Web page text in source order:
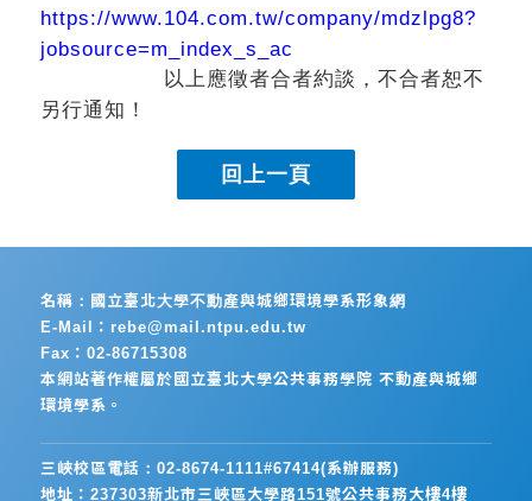
https://www.104.com.tw/company/mdzlpg8?
jobsource=m_index_s_ac
以上應徵者合者約談，不合者恕不
另行通知！
三峽校區電話：02-8674-1111#67414(系辦服務)
地址：237303新北市三峽區大學路151號公共事務大樓4樓
名稱：國立臺北大學不動產與城鄉環境學系形象網
E-Mail：rebe@mail.ntpu.edu.tw
Fax：02-86715308
本網站著作權屬於國立臺北大學公共事務學院 不動產與城鄉
環境學系。